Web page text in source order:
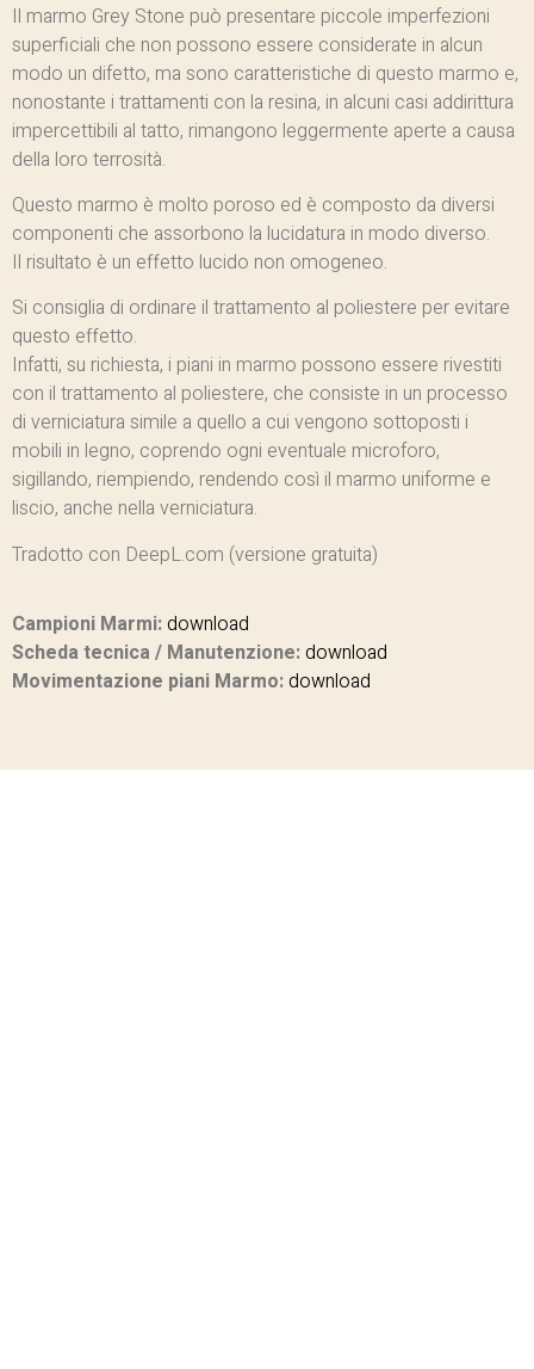
Il marmo Grey Stone può presentare piccole imperfezioni
superficiali che non possono essere considerate in alcun
modo un difetto, ma sono caratteristiche di questo marmo e,
nonostante i trattamenti con la resina, in alcuni casi addirittura
impercettibili al tatto, rimangono leggermente aperte a causa
della loro terrosità.
Questo marmo è molto poroso ed è composto da diversi
componenti che assorbono la lucidatura in modo diverso.
Il risultato è un effetto lucido non omogeneo.
Si consiglia di ordinare il trattamento al poliestere per evitare
questo effetto.
Infatti, su richiesta, i piani in marmo possono essere rivestiti
con il trattamento al poliestere, che consiste in un processo
di verniciatura simile a quello a cui vengono sottoposti i
mobili in legno, coprendo ogni eventuale microforo,
sigillando, riempiendo, rendendo così il marmo uniforme e
liscio, anche nella verniciatura.
Tradotto con DeepL.com (versione gratuita)
Campioni Marmi:download
Scheda tecnica / Manutenzione:download
Movimentazione piani Marmo:download